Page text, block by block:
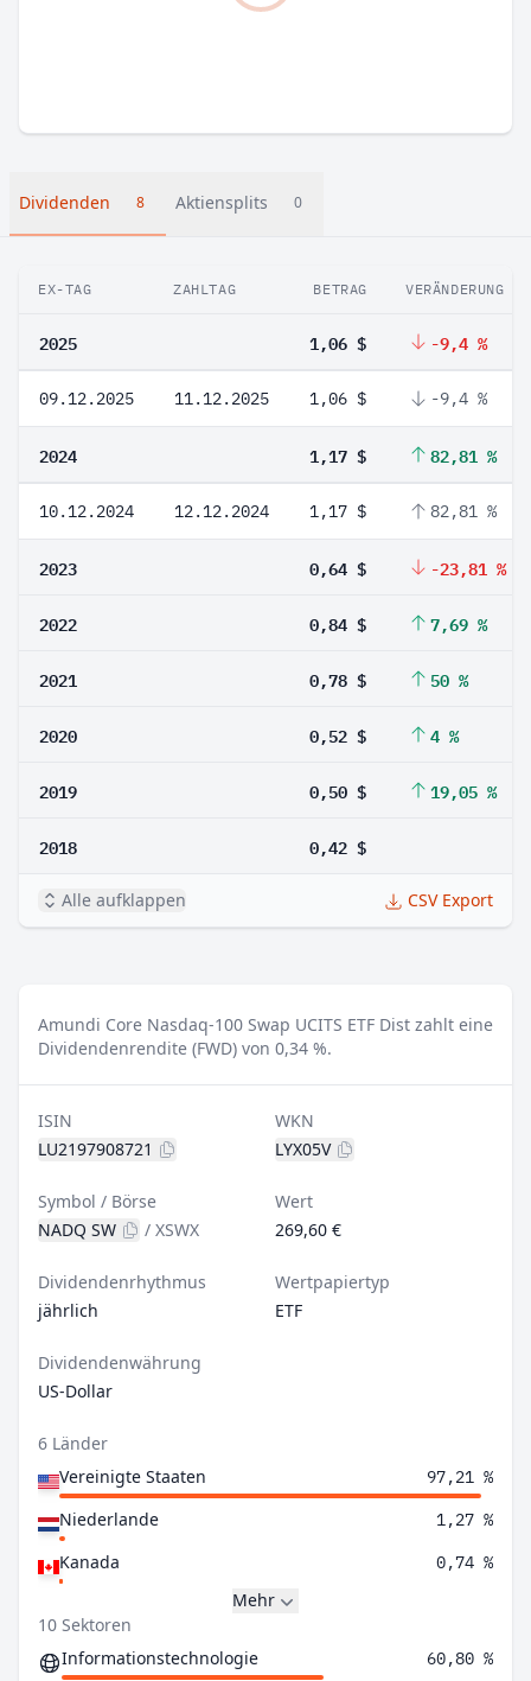
Dividenden 8 Aktiensplits 0
EX-TAG ZAHLTAG BETRAG VERÄNDERUNG
2025 1,06 $ -9,4 %
09.12.2025 11.12.2025 1,06 $ -9,4 %
2024 1,17 $ 82,81 %
10.12.2024 12.12.2024 1,17 $ 82,81 %
2023 0,64 $ -23,81 %
2022 0,84 $ 7,69 %
2021 0,78 $ 50 %
2020 0,52 $ 4 %
2019 0,50 $ 19,05 %
2018 0,42 $
Alle aufklappen CSV Export
Amundi Core Nasdaq-100 Swap UCITS ETF Dist zahlt eine
Dividendenrendite (FWD) von 0,34 %.
ISIN
LU2197908721
WKN
LYX05V
Symbol / Börse
NADQ SW
/ XSWX
Wert
269,60 €
Dividendenrhythmus
jährlich
Wertpapiertyp
ETF
Dividendenwährung
US-Dollar
6 Länder
Vereinigte Staaten
97,21 %
Niederlande 1,27 %
Kanada 0,74 %
Mehr
10 Sektoren
Informationstechnologie
60,80 %